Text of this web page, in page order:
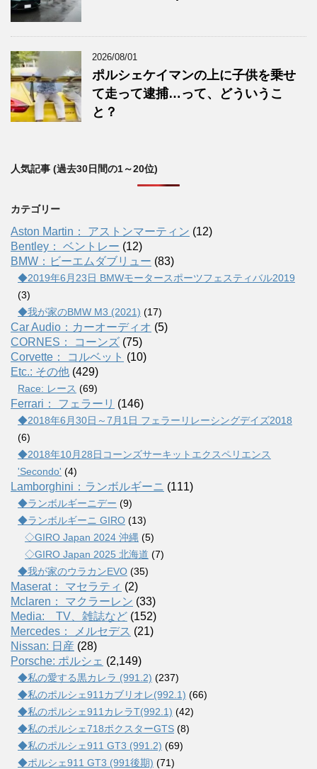
2026/08/01
ポルシェケイマンの上に子供を乗せ
て走って逮捕…って、どういうこ
と？
人気記事 (過去30日間の1～20位)
カテゴリー
Aston Martin： アストンマーティン (12)
Bentley： ベントレー (12)
BMW：ビーエムダブリュー (83)
◆2019年6月23日 BMWモータースポーツフェスティバル2019
(3)
◆我が家のBMW M3 (2021) (17)
Car Audio：カーオーディオ (5)
CORNES： コーンズ (75)
Corvette： コルベット (10)
Etc.: その他 (429)
Race: レース (69)
Ferrari： フェラーリ (146)
◆2018年6月30日～7月1日 フェラーリレーシングデイズ2018
(6)
◆2018年10月28日コーンズサーキットエクスペリエンス
'Secondo' (4)
Lamborghini：ランボルギーニ (111)
◆ランボルギーニデー (9)
◆ランボルギーニ GIRO (13)
◇GIRO Japan 2024 沖縄 (5)
◇GIRO Japan 2025 北海道 (7)
◆我が家のウラカンEVO (35)
Maserat： マセラティ (2)
Mclaren： マクラーレン (33)
Media: TV、雑誌など (152)
Mercedes： メルセデス (21)
Nissan: 日産 (28)
Porsche: ポルシェ (2,149)
◆私の愛する黒カレラ (991.2) (237)
◆私のポルシェ911カブリオレ(992.1) (66)
◆私のポルシェ911カレラT(992.1) (42)
◆私のポルシェ718ボクスターGTS (8)
◆私のポルシェ911 GT3 (991.2) (69)
◆ポルシェ911 GT3 (991後期) (71)